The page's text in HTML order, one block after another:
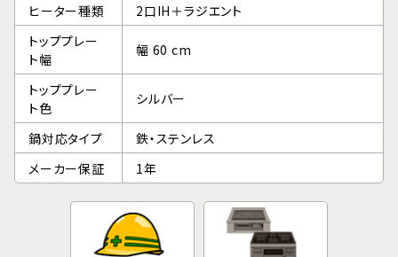
ヒーター種類
2口IH＋ラジエント
トッププレー
ト幅
幅 60 cm
トッププレー
ト色
シルバー
鍋対応タイプ
鉄・ステンレス
メーカー保証
1年